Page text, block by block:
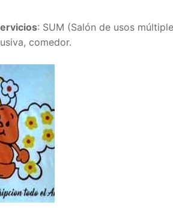
: SUM (Salón de usos
comedor.